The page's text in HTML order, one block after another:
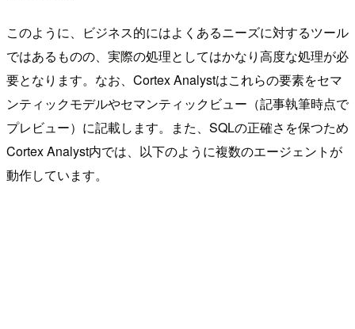
このように、ビジネス的にはよくあるニーズに対するツール
ではあるものの、実際の処理としてはかなり高度な処理が必
要となります。なお、Cortex Analystはこれらの要素をセマ
ンティックモデルやセマンティックビュー（記事執筆時点で
プレビュー）に記載します。また、SQLの正確さを保つため
Cortex Analyst内では、以下のように複数のエージェントが
動作しています。